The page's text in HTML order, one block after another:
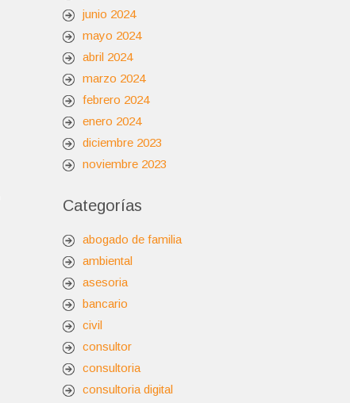
junio 2024
mayo 2024
abril 2024
marzo 2024
febrero 2024
enero 2024
diciembre 2023
noviembre 2023
Categorías
abogado de familia
ambiental
asesoria
bancario
civil
consultor
consultoria
consultoria digital